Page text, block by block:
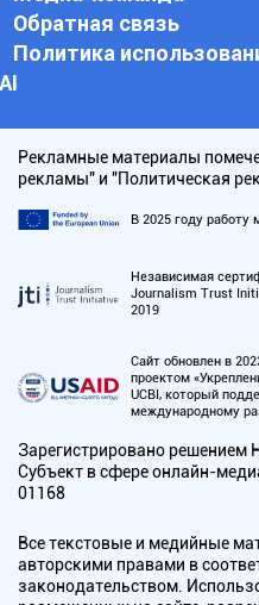
Обратная связь
Политика
АI
Рекламные материалы
рекламы" и "Политическая
В 2025 году работу
Независимая
Journalism Trust
2019
Сайт обновлен в
проектом
UCBI, который
международному
Зарегистрировано решением
Субъект в сфере онлайн-
01168
Все текстовые и медийные
авторскими правами в
законодательством.